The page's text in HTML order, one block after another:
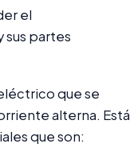
el
partes
que se
alterna. Está
que son: